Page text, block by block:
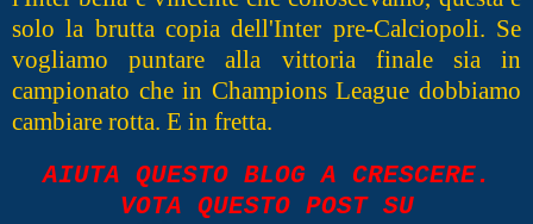
solo la brutta copia dell'Inter pre-Calciopoli. Se
vogliamo puntare alla vittoria finale sia in
campionato che in Champions League dobbiamo
cambiare rotta. E in fretta.
AIUTA QUESTO BLOG A CRESCERE.
VOTA QUESTO POST SU